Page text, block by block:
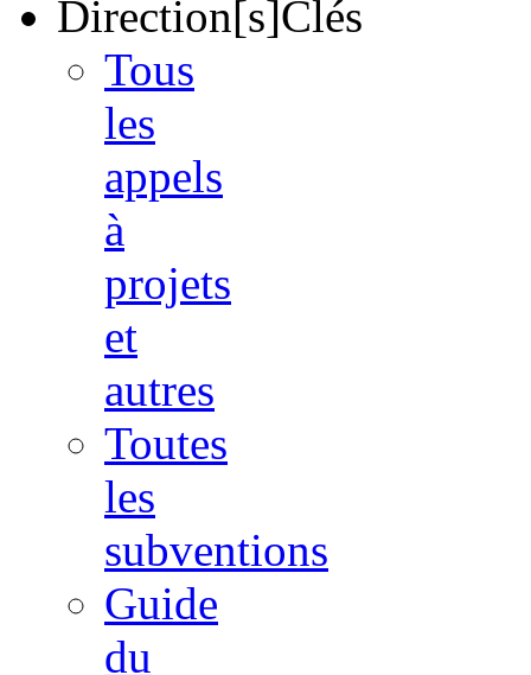
Direction[s]Clés
Tous
les
appels
à
projets
et
autres
Toutes
les
subventions
Guide
du